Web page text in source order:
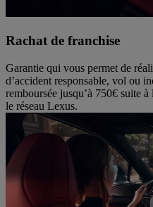
Rachat de franchise
Garantie qui vous permet de
d’accident responsable, vol ou
remboursée jusqu’à 750€ suite
le réseau Lexus.